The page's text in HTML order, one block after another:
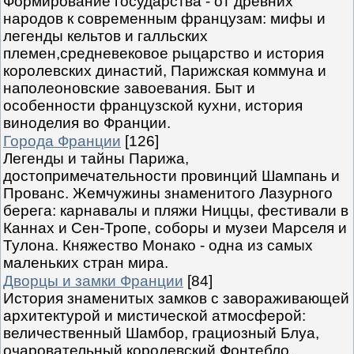
народов к современным французам: мифы и
легенды кельтов и галльских
племен,средневековое рыцарство и история
королевских династий, Парижская коммуна и
наполеоновские завоевания. Быт и
особенности французской кухни, история
виноделия во Франции.
Города Франции [126]
Легенды и тайны Парижа,
достопримечательности провинций Шампань и
Прованс. Жемчужины знаменитого Лазурного
берега: карнавалы и пляжи Ниццы, фестивали в
Каннах и Сен-Тропе, соборы и музеи Марселя и
Тулона. Княжество Монако - одна из самых
маленьких стран мира.
Дворцы и замки Франции [84]
История знаменитых замков с завораживающей
архитектурой и мистической атмосферой:
величественный Шамбор, грациозный Блуа,
очаровательный королевский Фонтебло,